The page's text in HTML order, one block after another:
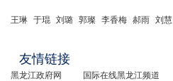
王琳 于琨 刘璐 郭璨 李香梅 郝雨 刘慧
友情链接
黑龙江政府网 国际在线黑龙江频道